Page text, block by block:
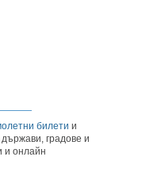
билети и
градове и
и онлайн